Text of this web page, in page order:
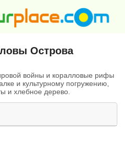
Острова
войны и коралловые рифы
и культурному погружению,
и хлебное дерево.